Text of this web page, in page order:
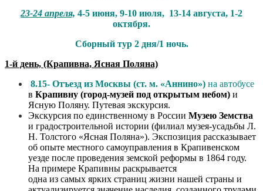
23-24 апреля, 4-5 июня, 9-10 июля, 13-14 августа, 1-2
октября.
Сборный тур 2 дня/1 ночь.
1-й день, (Крапивна, Ясная Поляна)
8.15- Отъезд из Москвы (ст. м. «Аннино») на автобусе
в Крапивну (город-музей под открытым небом) и
Ясную Поляну. Путевая экскурсия.
Экскурсия по единственному в России Музею Земства
и градостроительной истории (филиал музея-усадьбы Л.
Н. Толстого «Ясная Поляна»). Экспозиция рассказывает
об опыте местного самоуправления в Крапивенском
уезде после проведения земской реформы в 1864 году.
На примере Крапивны раскрывается
одна из самых ярких страниц жизни нашей страны и